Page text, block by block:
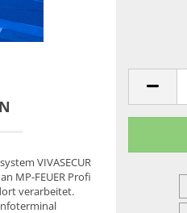
VIVASECUR
MP-FEUER Profi
verarbeitet.